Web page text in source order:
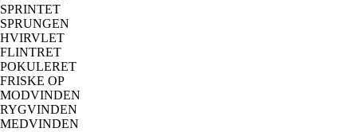
SPRINTET
SPRUNGEN
HVIRVLET
FLINTRET
POKULERET
FRISKE OP
MODVINDEN
RYGVINDEN
MEDVINDEN